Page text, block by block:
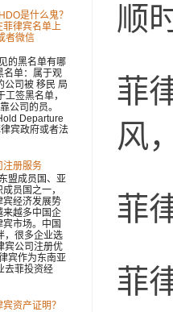
顺
菲
风
菲
菲
是什么鬼？
菲律宾名单上
者微信
的黑名单有哪
名单：属于观
公司被 移民 局
签黑名单，
公司的员。
Departure
宾政府或者法
注册服务
盟成员国、亚
员国之一，
宾经济发展势
来越多中国企
市场。中国
，很多企业选
宾公司注册优
宾作为东南亚
去菲投资经
资产证明？